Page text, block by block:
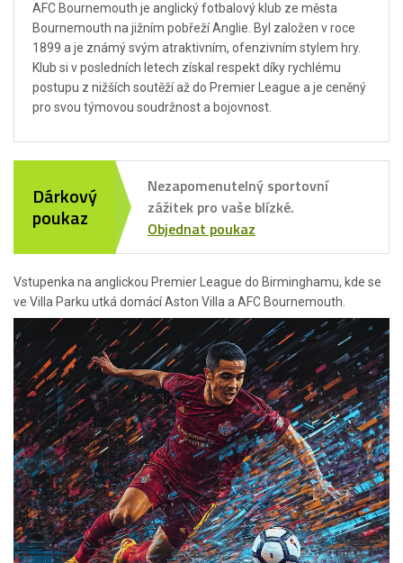
Vstupenka na anglickou Premier League do Birminghamu, kde se
ve Villa Parku utká domácí Aston Villa a AFC Bournemouth.
AFC Bournemouth je anglický fotbalový klub ze města
Bournemouth na jižním pobřeží Anglie. Byl založen v roce
1899 a je známý svým atraktivním, ofenzivním stylem hry.
Klub si v posledních letech získal respekt díky rychlému
postupu z nižších soutěží až do Premier League a je ceněný
pro svou týmovou soudržnost a bojovnost.
Dárkový
poukaz
Nezapomenutelný sportovní
zážitek pro vaše blízké.
Objednat poukaz